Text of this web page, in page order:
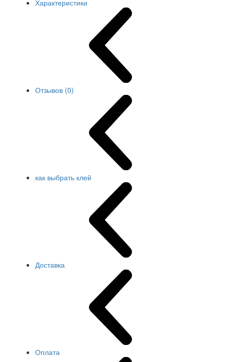
Характеристики
Отзывов (0)
как выбрать клей
Доставка
Оплата